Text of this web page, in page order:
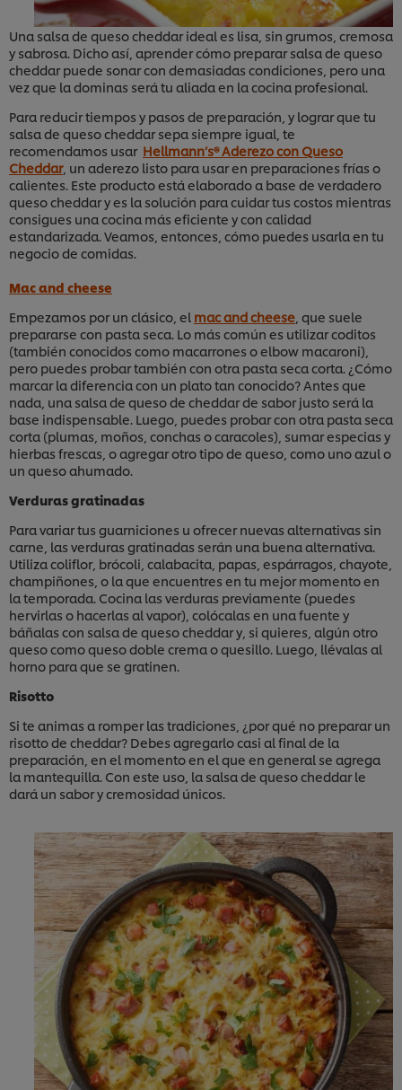
Una salsa de queso cheddar ideal es lisa, sin grumos, cremosa
y sabrosa. Dicho así, aprender cómo preparar salsa de queso
cheddar puede sonar con demasiadas condiciones, pero una
vez que la dominas será tu aliada en la cocina profesional.
Para reducir tiempos y pasos de preparación, y lograr que tu
salsa de queso cheddar sepa siempre igual, te
recomendamos usar Hellmann’s® Aderezo con Queso
Cheddar, un aderezo listo para usar en preparaciones frías o
calientes. Este producto está elaborado a base de verdadero
queso cheddar y es la solución para cuidar tus costos mientras
consigues una cocina más eficiente y con calidad
estandarizada. Veamos, entonces, cómo puedes usarla en tu
negocio de comidas.
Mac and cheese
Empezamos por un clásico, el mac and cheese , que suele
prepararse con pasta seca. Lo más común es utilizar coditos
(también conocidos como macarrones o elbow macaroni),
pero puedes probar también con otra pasta seca corta. ¿Cómo
marcar la diferencia con un plato tan conocido? Antes que
nada, una salsa de queso de cheddar de sabor justo será la
base indispensable. Luego, puedes probar con otra pasta seca
corta (plumas, moños, conchas o caracoles), sumar especias y
hierbas frescas, o agregar otro tipo de queso, como uno azul o
un queso ahumado.
Verduras gratinadas
Para variar tus guarniciones u ofrecer nuevas alternativas sin
carne, las verduras gratinadas serán una buena alternativa.
Utiliza coliflor, brócoli, calabacita, papas, espárragos, chayote,
champiñones, o la que encuentres en tu mejor momento en
la temporada. Cocina las verduras previamente (puedes
hervirlas o hacerlas al vapor), colócalas en una fuente y
báñalas con salsa de queso cheddar y, si quieres, algún otro
queso como queso doble crema o quesillo. Luego, llévalas al
horno para que se gratinen.
Risotto
Si te animas a romper las tradiciones, ¿por qué no preparar un
risotto de cheddar? Debes agregarlo casi al final de la
preparación, en el momento en el que en general se agrega
la mantequilla. Con este uso, la salsa de queso cheddar le
dará un sabor y cremosidad únicos.